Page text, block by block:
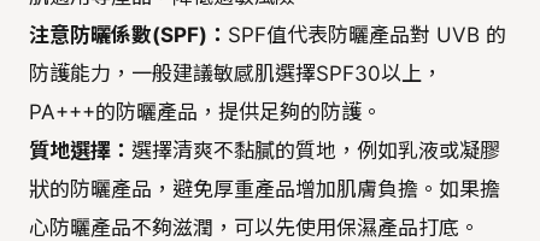
注意防曬係數(SPF)： SPF值代表防曬產品對 UVB 的
防護能力，一般建議敏感肌選擇SPF30以上，
PA+++的防曬產品，提供足夠的防護。
質地選擇： 選擇清爽不黏膩的質地，例如乳液或凝膠
狀的防曬產品，避免厚重產品增加肌膚負擔。如果擔
心防曬產品不夠滋潤，可以先使用保濕產品打底。